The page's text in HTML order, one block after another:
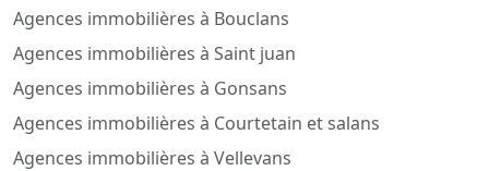
Agences immobilières à Bouclans
Agences immobilières à Saint juan
Agences immobilières à Gonsans
Agences immobilières à Courtetain et salans
Agences immobilières à Vellevans